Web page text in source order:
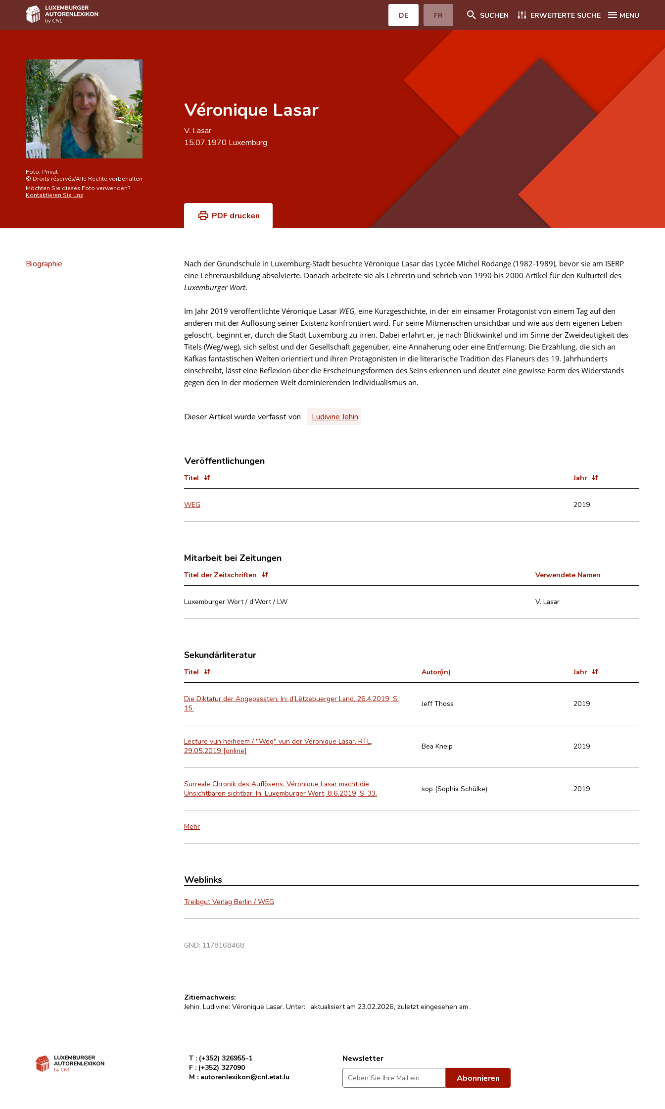
DE FR SUCHEN ERWEITERTE SUCHE MENU
Autor(inn)en A-Z
Erweiterte Suche
Häufige Fragen und Antworten
CNL
Forschungsgruppe
Kontakt
Foto: Privat
© Droits réservés/Alle Rechte vorbehalten
Möchten Sie dieses Foto verwenden?
Kontaktieren Sie uns
Véronique Lasar
V. Lasar
15.07.1970 Luxemburg
PDF drucken
Biographie
Nach der Grundschule in Luxemburg-Stadt besuchte Véronique Lasar das Lycée Michel Rodange (1982-1989), bevor sie am ISERP
eine Lehrerausbildung absolvierte. Danach arbeitete sie als Lehrerin und schrieb von 1990 bis 2000 Artikel für den Kulturteil des
Luxemburger Wort.
Im Jahr 2019 veröffentlichte Véronique Lasar WEG, eine Kurzgeschichte, in der ein einsamer Protagonist von einem Tag auf den
anderen mit der Auflösung seiner Existenz konfrontiert wird. Für seine Mitmenschen unsichtbar und wie aus dem eigenen Leben
gelöscht, beginnt er, durch die Stadt Luxemburg zu irren. Dabei erfährt er, je nach Blickwinkel und im Sinne der Zweideutigkeit des
Titels (Weg/weg), sich selbst und der Gesellschaft gegenüber, eine Annäherung oder eine Entfernung. Die Erzählung, die sich an
Kafkas fantastischen Welten orientiert und ihren Protagonisten in die literarische Tradition des Flaneurs des 19. Jahrhunderts
einschreibt, lässt eine Reflexion über die Erscheinungsformen des Seins erkennen und deutet eine gewisse Form des Widerstands
gegen den in der modernen Welt dominierenden Individualismus an.
Dieser Artikel wurde verfasst von Ludivine Jehin
Veröffentlichungen
Titel Jahr
WEG 2019
Mitarbeit bei Zeitungen
Titel der Zeitschriften Verwendete Namen
Luxemburger Wort / d'Wort / LW V. Lasar
Sekundärliteratur
Titel Autor(in) Jahr
Die Diktatur der Angepassten. In: d’Lëtzebuerger Land, 26.4.2019, S.
15.
Jeff Thoss 2019
Lecture vun heiheem / "Weg" vun der Véronique Lasar, RTL,
29.05.2019 [online]
Bea Kneip 2019
Surreale Chronik des Auflösens. Véronique Lasar macht die
Unsichtbaren sichtbar. In: Luxemburger Wort, 8.6.2019, S. 33.
sop (Sophia Schülke) 2019
Mehr
Weblinks
Treibgut Verlag Berlin / WEG
GND: 1178168468
Zitiernachweis:
Jehin, Ludivine: Véronique Lasar. Unter: , aktualisiert am 23.02.2026, zuletzt eingesehen am .
T : (+352) 326955-1
F : (+352) 327090
M : autorenlexikon@cnl.etat.lu
Newsletter